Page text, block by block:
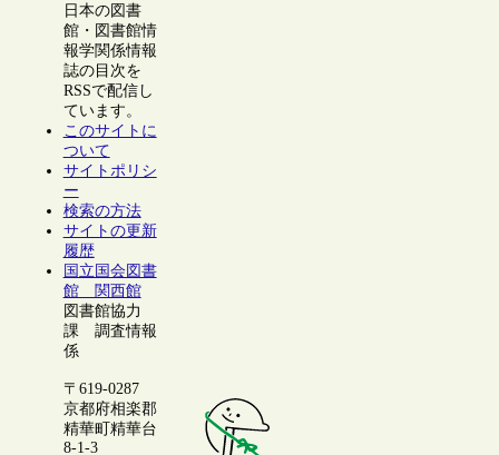
日本の図書
館・図書館情
報学関係情報
誌の目次を
RSSで配信し
ています。
このサイトに
ついて
サイトポリシ
ー
検索の方法
サイトの更新
履歴
国立国会図書
館 関西館
図書館協力
課 調査情報
係
〒619-0287
京都府相楽郡
精華町精華台
8-1-3